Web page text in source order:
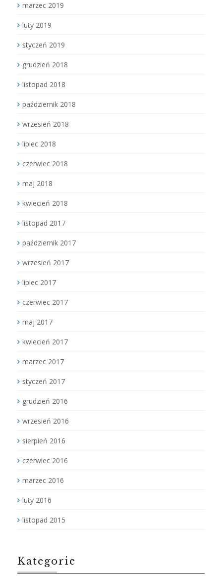
marzec 2019
luty 2019
styczeń 2019
grudzień 2018
listopad 2018
październik 2018
wrzesień 2018
lipiec 2018
czerwiec 2018
maj 2018
kwiecień 2018
listopad 2017
październik 2017
wrzesień 2017
lipiec 2017
czerwiec 2017
maj 2017
kwiecień 2017
marzec 2017
styczeń 2017
grudzień 2016
wrzesień 2016
sierpień 2016
czerwiec 2016
marzec 2016
luty 2016
listopad 2015
Kategorie